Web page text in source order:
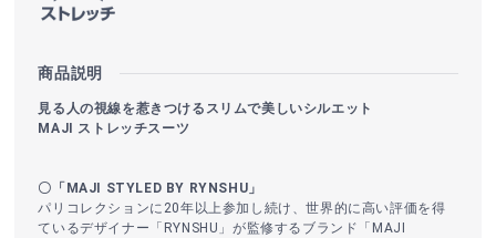
商品説明
見る人の視線を惹きつけるスリムで美しいシルエット
MAJI ストレッチスーツ
〇「MAJI STYLED BY RYNSHU」
パリコレクションに20年以上参加し続け、世界的に高い評価を得
ているデザイナー「RYNSHU」が監修するブランド「MAJI